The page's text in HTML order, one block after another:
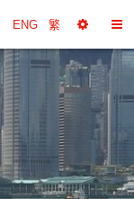
ENG 繁
择
工
具
换
录